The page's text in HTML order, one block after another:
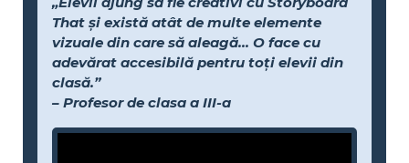
That și există atât de multe elemente
vizuale din care să aleagă... O face cu
adevărat accesibilă pentru toți elevii din
clasă.”
– Profesor de clasa a III-a